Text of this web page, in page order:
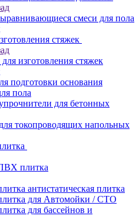
смеси для пола
стяжек
изготовления стяжек
подготовки основания
пола
для бетонных
токопроводящих напольных
плитка
антистатическая плитка
для Автомойки / СТО
для бассейнов и